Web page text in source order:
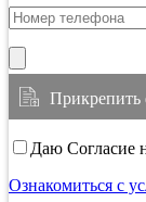
Прикрепить
Даю Согласие
Ознакомиться с